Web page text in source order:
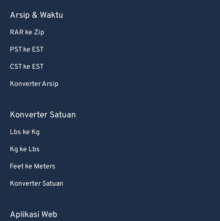
Arsip & Waktu
RAR ke Zip
PST ke EST
CST ke EST
Konverter Arsip
Konverter Satuan
Lbs ke Kg
Kg ke Lbs
Feet ke Meters
Konverter Satuan
Aplikasi Web